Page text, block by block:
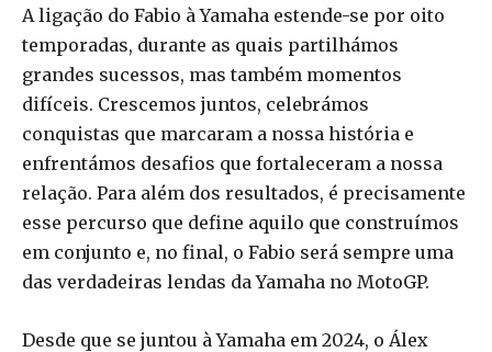
A ligação do Fabio à Yamaha estende-se por oito
temporadas, durante as quais partilhámos
grandes sucessos, mas também momentos
difíceis. Crescemos juntos, celebrámos
conquistas que marcaram a nossa história e
enfrentámos desafios que fortaleceram a nossa
relação. Para além dos resultados, é precisamente
esse percurso que define aquilo que construímos
em conjunto e, no final, o Fabio será sempre uma
das verdadeiras lendas da Yamaha no MotoGP.
Desde que se juntou à Yamaha em 2024, o Álex